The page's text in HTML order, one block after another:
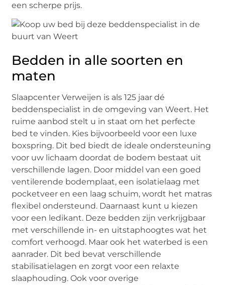
een scherpe prijs.
Bedden in alle soorten en
maten
Slaapcenter Verweijen is als 125 jaar dé
beddenspecialist in de omgeving van Weert. Het
ruime aanbod stelt u in staat om het perfecte
bed te vinden. Kies bijvoorbeeld voor een luxe
boxspring. Dit bed biedt de ideale ondersteuning
voor uw lichaam doordat de bodem bestaat uit
verschillende lagen. Door middel van een goed
ventilerende bodemplaat, een isolatielaag met
pocketveer en een laag schuim, wordt het matras
flexibel ondersteund. Daarnaast kunt u kiezen
voor een ledikant. Deze bedden zijn verkrijgbaar
met verschillende in- en uitstaphoogtes wat het
comfort verhoogd. Maar ook het waterbed is een
aanrader. Dit bed bevat verschillende
stabilisatielagen en zorgt voor een relaxte
slaaphouding. Ook voor overige